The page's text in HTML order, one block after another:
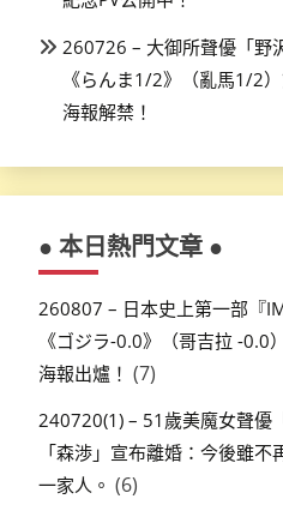
260726 – 大御所聲優「野
《らんま1/2》（亂馬1/2
海報解禁！
● 本日熱門文章 ●
260807 – 日本史上第一部『
《ゴジラ-0.0》（哥吉拉 -
海報出爐！ (7)
240720(1) – 51歲美魔女聲優
「森渉」宣布離婚：今後雖
一家人。 (6)